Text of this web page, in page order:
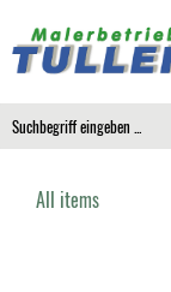
All items